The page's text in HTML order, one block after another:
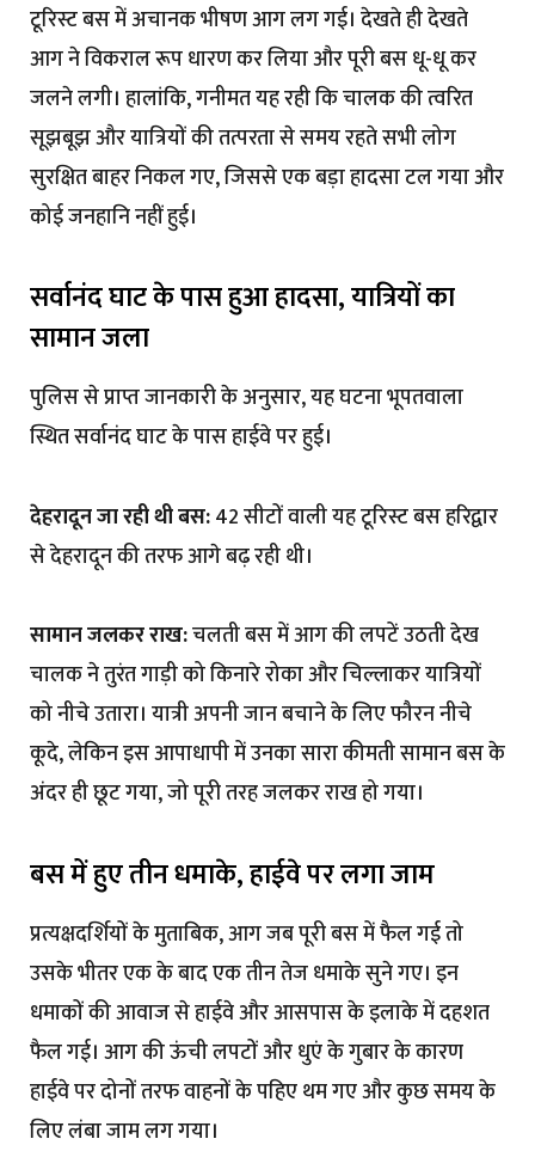
टूरिस्ट बस में अचानक भीषण आग लग गई। देखते ही देखते
आग ने विकराल रूप धारण कर लिया और पूरी बस धू-धू कर
जलने लगी। हालांकि, गनीमत यह रही कि चालक की त्वरित
सूझबूझ और यात्रियों की तत्परता से समय रहते सभी लोग
सुरक्षित बाहर निकल गए, जिससे एक बड़ा हादसा टल गया और
कोई जनहानि नहीं हुई।
सर्वानंद घाट के पास हुआ हादसा, यात्रियों का
सामान जला
पुलिस से प्राप्त जानकारी के अनुसार, यह घटना भूपतवाला
स्थित सर्वानंद घाट के पास हाईवे पर हुई।
देहरादून जा रही थी बस:42 सीटों वाली यह टूरिस्ट बस हरिद्वार
से देहरादून की तरफ आगे बढ़ रही थी।
सामान जलकर राख:चलती बस में आग की लपटें उठती देख
चालक ने तुरंत गाड़ी को किनारे रोका और चिल्लाकर यात्रियों
को नीचे उतारा। यात्री अपनी जान बचाने के लिए फौरन नीचे
कूदे, लेकिन इस आपाधापी में उनका सारा कीमती सामान बस के
अंदर ही छूट गया, जो पूरी तरह जलकर राख हो गया।
बस में हुए तीन धमाके, हाईवे पर लगा जाम
प्रत्यक्षदर्शियों के मुताबिक, आग जब पूरी बस में फैल गई तो
उसके भीतर एक के बाद एक तीन तेज धमाके सुने गए। इन
धमाकों की आवाज से हाईवे और आसपास के इलाके में दहशत
फैल गई। आग की ऊंची लपटों और धुएं के गुबार के कारण
हाईवे पर दोनों तरफ वाहनों के पहिए थम गए और कुछ समय के
लिए लंबा जाम लग गया।